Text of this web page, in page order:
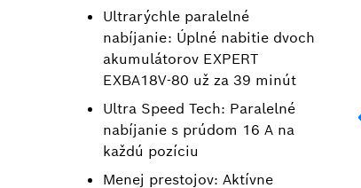
Ultrarýchle paralelné
nabíjanie: Úplné nabitie dvoch
akumulátorov EXPERT
EXBA18V-80 už za 39 minút
Ultra Speed Tech: Paralelné
nabíjanie s prúdom 16 A na
každú pozíciu
Menej prestojov: Aktívne